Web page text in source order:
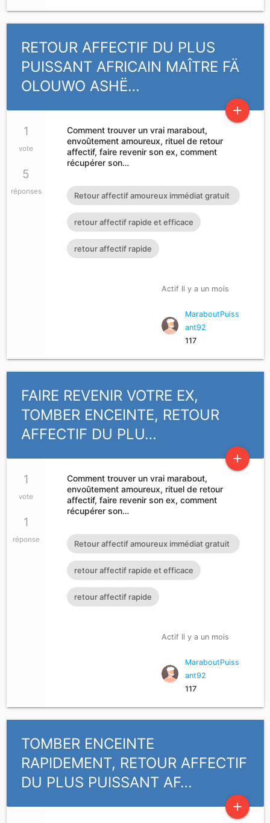
RETOUR AFFECTIF DU PLUS
PUISSANT AFRICAIN MAÎTRE FÄ
OLOUWO ASHË…
add
1
vote
5
réponses
Comment trouver un vrai marabout,
envoûtement amoureux, rituel de retour
affectif, faire revenir son ex, comment
récupérer son…
Retour affectif amoureux immédiat gratuit
Rituel retour affectif
retour affectif rapide et efficace
retour affectif rapide
Actif Il y a un mois
MaraboutPuiss
ant92
117
FAIRE REVENIR VOTRE EX,
TOMBER ENCEINTE, RETOUR
AFFECTIF DU PLU…
add
1
vote
1
réponse
Comment trouver un vrai marabout,
envoûtement amoureux, rituel de retour
affectif, faire revenir son ex, comment
récupérer son…
Retour affectif amoureux immédiat gratuit
Rituel retour affectif
retour affectif rapide et efficace
retour affectif rapide
Actif Il y a un mois
MaraboutPuiss
ant92
117
TOMBER ENCEINTE
RAPIDEMENT, RETOUR AFFECTIF
DU PLUS PUISSANT AF…
add